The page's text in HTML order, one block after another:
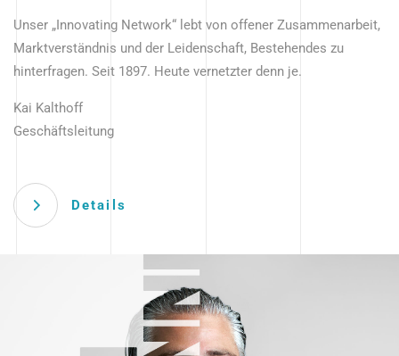
Unser „Innovating Network“ lebt von offener Zusammenarbeit,
Marktverständnis und der Leidenschaft, Bestehendes zu
hinterfragen. Seit 1897. Heute vernetzter denn je.
Kai Kalthoff
Geschäftsleitung
Details